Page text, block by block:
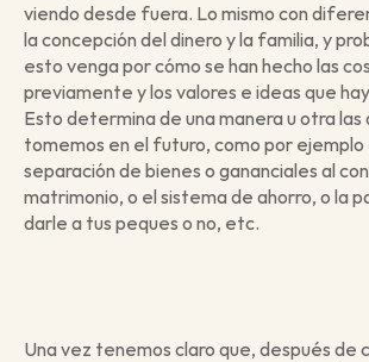
viendo desde fuera. Lo mismo con
la concepción del dinero y la familia, y
esto venga por cómo se han hecho las
previamente y los valores e ideas que
Esto determina de una manera u otra las
tomemos en el futuro, como por
separación de bienes o gananciales al
matrimonio, o el sistema de ahorro, o la
darle a tus peques o no, etc.
Una vez tenemos claro que, después de